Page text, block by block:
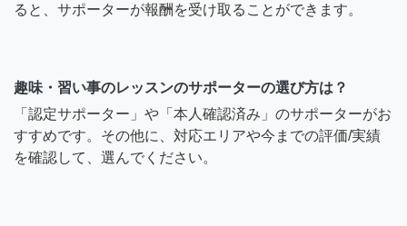
ると、サポーターが報酬を受け取ることができます。
趣味・習い事のレッスンのサポーターの選び方は？
「認定サポーター」や「本人確認済み」のサポーターがお
すすめです。その他に、対応エリアや今までの評価/実績
を確認して、選んでください。